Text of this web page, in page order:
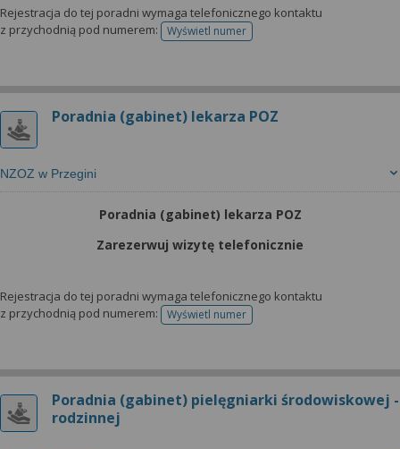
Rejestracja do tej poradni wymaga telefonicznego kontaktu
z przychodnią pod numerem:
Wyświetl numertelefonu do rejestracji
Poradnia (gabinet) lekarza POZ
NZOZ w Przegini
Poradnia (gabinet) lekarza POZ
Zarezerwuj wizytę telefonicznie
Rejestracja do tej poradni wymaga telefonicznego kontaktu
z przychodnią pod numerem:
Wyświetl numertelefonu do rejestracji
Poradnia (gabinet) pielęgniarki środowiskowej -
rodzinnej
możesz też wycofać zgodę na przetwarzanie Twoich
danych tylko w niektórych celach. Jeżeli chcesz
konfigurację szczegółową, to możesz tego dokonać
za pomocą „Ustawień zaawansowanych”.
Więcej informacji na temat wykorzystywania
znajdziesz w Regulaminie Serwisu.